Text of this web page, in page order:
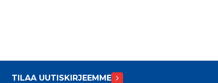
TILAA UUTISKIRJEEMME